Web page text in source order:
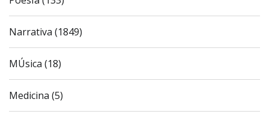
Narrativa (1849)
MÚsica (18)
Medicina (5)